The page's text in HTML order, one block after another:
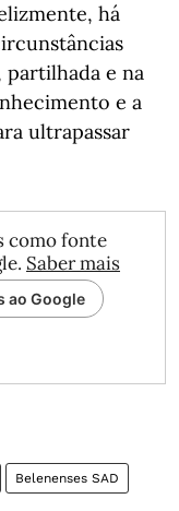
há
e na
e a
ultrapassar
como fonte
Saber mais
ao Google
Belenenses SAD